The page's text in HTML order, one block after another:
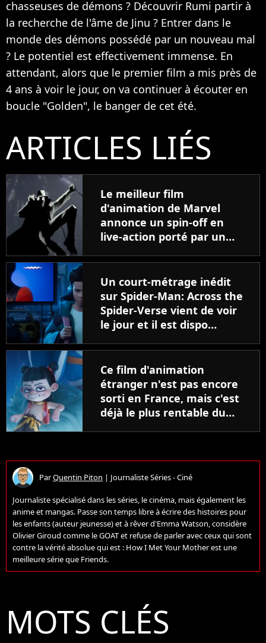
chasseuses de démons ? Découvrir Rumi partir à
la recherche de l'âme de Jinu ? Entrer dans le
monde des démons possédé par un nouveau mal
? Le potentiel est effectivement immense. En
attendant, alors que le premier film a mis près de
4 ans à voir le jour, on va continuer à écouter en
boucle "Golden", le banger de cet été.
ARTICLES LIÉS
Le meilleur film
d'animation de Marvel
annonce un spin-off en
live-action porté par un
plus gros navets du cinéma
Un court-métrage inédit
sur Spider-Man: Across the
Spider-Verse vient de voir
le jour et il est dispo
Ce film d'animation
étranger n'est pas encore
sorti en France, mais c'est
déjà le plus rentable du
ParQuentin Piton | Journaliste Séries - Ciné
Journaliste spécialisé dans les séries, le cinéma, mais également les
anime et mangas. Passe son temps libre à écrire des histoires pour
les enfants (auteur jeunesse) et à rêver d'Emma Watson, considère
Olivier Giroud comme le GOAT et refuse de parler avec ceux qui sont
contre la vérité absolue qui est : How I Met Your Mother est une
meilleure série que Friends.
MOTS CLÉS